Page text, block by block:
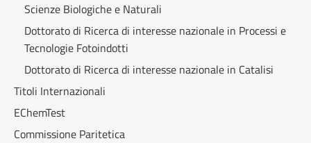
Scienze Biologiche e Naturali
Dottorato di Ricerca di interesse nazionale in Processi e
Tecnologie Fotoindotti
Dottorato di Ricerca di interesse nazionale in Catalisi
Titoli Internazionali
EChemTest
Commissione Paritetica